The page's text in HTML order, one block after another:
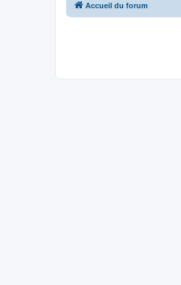
Accueil du forum